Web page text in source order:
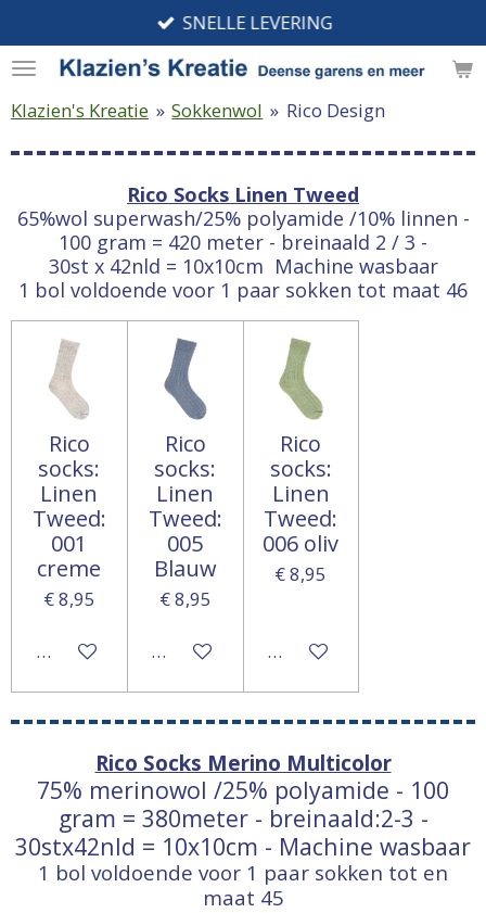
direct
naar
de
SNELLE LEVERING
Klazien's Kreatie » Sokkenwol » Rico Design
Rico Socks Linen Tweed
65%wol superwash/25% polyamide /10% linnen -
100 gram = 420 meter - breinaald 2 / 3 -
30st x 42nld = 10x10cm Machine wasbaar
1 bol voldoende voor 1 paar sokken tot maat 46
Rico
socks:
Linen
Tweed:
001
creme
€ 8,95
In winkelwagen
Rico
socks:
Linen
Tweed:
005
Blauw
€ 8,95
In winkelwagen
Rico
socks:
Linen
Tweed:
006 oliv
€ 8,95
In winkelwagen
Rico Socks Merino Multicolor
75% merinowol /25% polyamide - 100
gram = 380meter - breinaald:2-3 -
30stx42nld = 10x10cm - Machine wasbaar
1 bol voldoende voor 1 paar sokken tot en
maat 45